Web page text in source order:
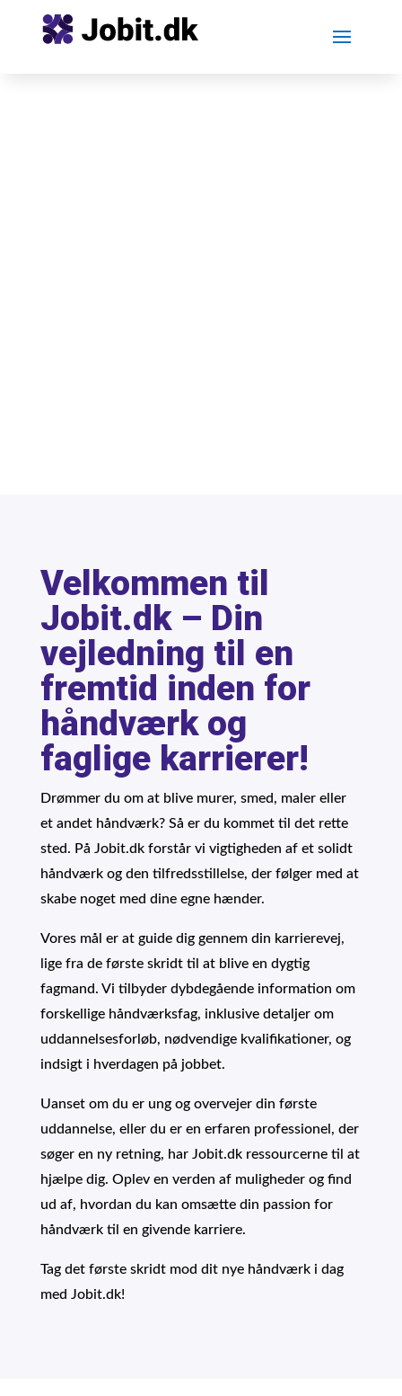
Velkommen til
Jobit.dk – Din
vejledning til en
fremtid inden for
håndværk og
faglige karrierer!
Drømmer du om at blive murer, smed, maler eller
et andet håndværk? Så er du kommet til det rette
sted. På Jobit.dk forstår vi vigtigheden af et solidt
håndværk og den tilfredsstillelse, der følger med at
skabe noget med dine egne hænder.
Vores mål er at guide dig gennem din karrierevej,
lige fra de første skridt til at blive en dygtig
fagmand. Vi tilbyder dybdegående information om
forskellige håndværksfag, inklusive detaljer om
uddannelsesforløb, nødvendige kvalifikationer, og
indsigt i hverdagen på jobbet.
Uanset om du er ung og overvejer din første
uddannelse, eller du er en erfaren professionel, der
søger en ny retning, har Jobit.dk ressourcerne til at
hjælpe dig. Oplev en verden af muligheder og find
ud af, hvordan du kan omsætte din passion for
håndværk til en givende karriere.
Tag det første skridt mod dit nye håndværk i dag
med Jobit.dk!